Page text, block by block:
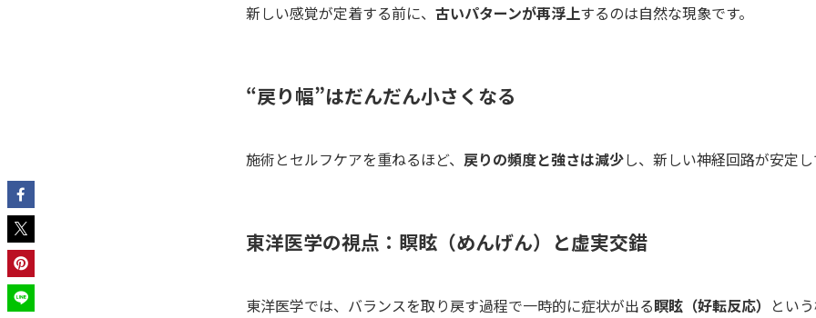
新しい感覚が定着する前に、 古いパターンが再浮上するのは自然な現象です。
“戻り幅”はだんだん小さくなる
施術とセルフケアを重ねるほど、 戻りの頻度と強さは減少し、新しい神経回路が安定し
東洋医学の視点：瞑眩（めんげん）と虚実交錯
東洋医学では、バランスを取り戻す過程で一時的に症状が出る瞑眩（好転反応） とい